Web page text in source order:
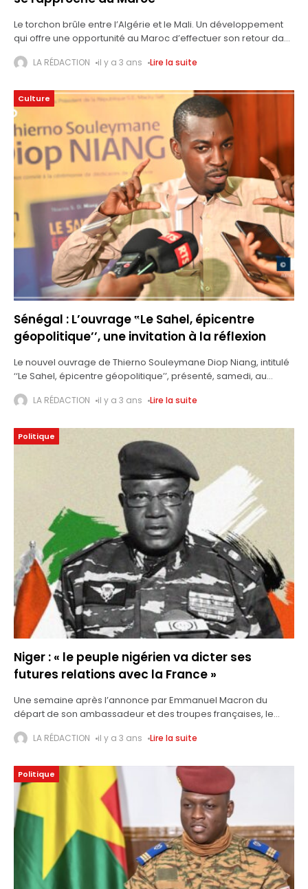
Le torchon brûle entre l’Algérie et le Mali. Un développement
qui offre une opportunité au Maroc d’effectuer son retour dans
LA RÉDACTION il y a 3 ans Lire la suite
Culture
Sénégal : L’ouvrage ‟Le Sahel, épicentre
géopolitique’’, une invitation à la réflexion
Le nouvel ouvrage de Thierno Souleymane Diop Niang, intitulé
‘‘Le Sahel, épicentre géopolitique’’, présenté, samedi, au
un contexte
LA RÉDACTION il y a 3 ans Lire la suite
Politique
Niger : « le peuple nigérien va dicter ses
futures relations avec la France »
Une semaine après l’annonce par Emmanuel Macron du
départ de son ambassadeur et des troupes françaises, le
peuple nigérien
LA RÉDACTION il y a 3 ans Lire la suite
Politique